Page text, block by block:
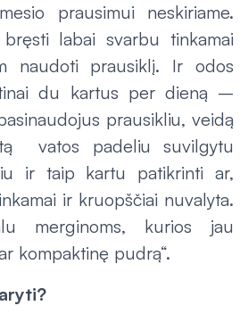
prausimui neskiriame.
labai svarbu tinkamai
naudoti prausiklį. Ir odos
du kartus per dieną –
prausikliu, veidą
vatos padeliu suvilgytu
ir taip kartu patikrinti ar,
ir kruopščiai nuvalyta.
merginoms, kurios jau
kompaktinę pudrą“.